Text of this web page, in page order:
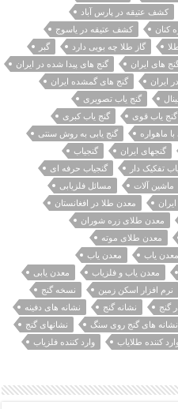
کشف عتیقه در پارس آباد
کنان
کشف عتیقه در یاسوج
گاز طلا چه بویی دارد
گبر
های ایران
گنج های پیدا شده در ایران
ایران
گنج های گمشده ایران
گنج یاب تصویری
گنج یاب قوی
گنج یاب کبری
با ماهواره
گنج یابی به روش سنتی
گنجهای ایران
گنجیاب
تفکیک دار
گنجیاب حرفه ای
ماشین آلات
مسائل فلزیابی
معدن طلا در افغانستان
معدن طلای زره شوران
معدن طلای موته
معدن ياب
معدن یاب
معدن یاب و فلزیاب
معدن یابی
نرم افزار اسکن زمین
نسخه گنج
گنج نشانه گنج
نشانه های دفینه
نشانه های گنج روی سنگ
نشانهای گنج
کننده طلایاب وارد کننده فلزیاب